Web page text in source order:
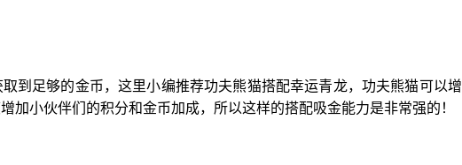
到足够的金币，这里小编推荐功夫熊猫搭配幸运青龙，功夫熊猫可以
加小伙伴们的积分和金币加成，所以这样的搭配吸金能力是非常强的！